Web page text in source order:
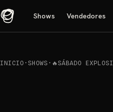
Shows Vendedores
INICIO · SHOWS · 🔥SÁBADO